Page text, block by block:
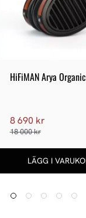
HiFiMAN Arya Organic
8 690 kr
18 000 kr